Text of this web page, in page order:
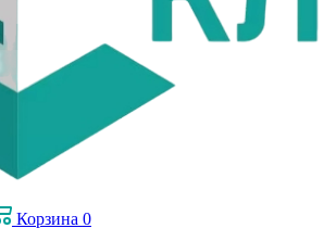
Корзина 0